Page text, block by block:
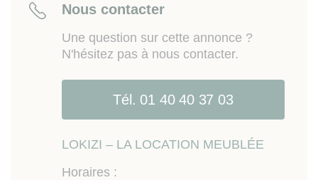
Nous contacter
Une question sur cette annonce ?
N'hésitez pas à nous contacter.
Tél. 01 40 40 37 03
LOKIZI – LA LOCATION MEUBLÉE
Horaires :